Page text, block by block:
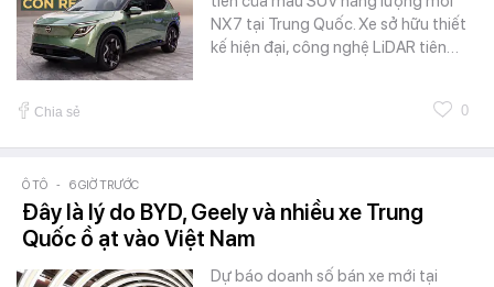
NX7 tại Trung Quốc. Xe sở hữu thiết
kế hiện đại, công nghệ LiDAR tiên…
Chia sẻ 0
Ô TÔ - 6 GIỜ TRƯỚC
Đây là lý do BYD, Geely và nhiều xe Trung
Quốc ồ ạt vào Việt Nam
Dự báo doanh số bán xe mới tại